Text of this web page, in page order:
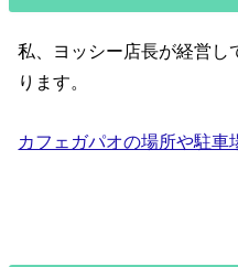
私、ヨッシー店長が経営し
ります。
カフェガパオの場所や駐車